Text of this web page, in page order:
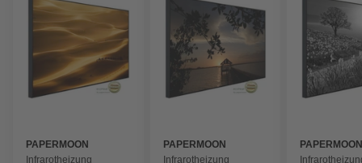
PAPERMOON
Infrarotheizung
PAPERMOON
Infrarotheizung